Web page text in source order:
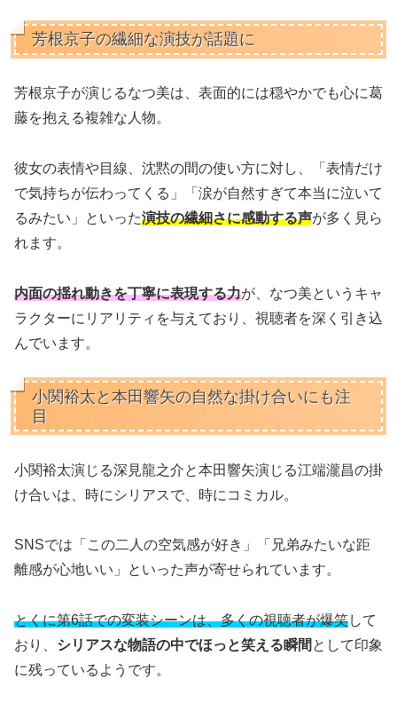
芳根京子の繊細な演技が話題に
芳根京子が演じるなつ美は、表面的には穏やかでも心に葛
藤を抱える複雑な人物。
彼女の表情や目線、沈黙の間の使い方に対し、「表情だけ
で気持ちが伝わってくる」「涙が自然すぎて本当に泣いて
るみたい」といった演技の繊細さに感動する声が多く見ら
れます。
内面の揺れ動きを丁寧に表現する力が、なつ美というキャ
ラクターにリアリティを与えており、視聴者を深く引き込
んでいます。
小関裕太と本田響矢の自然な掛け合いにも注
目
小関裕太演じる深見龍之介と本田響矢演じる江端瀧昌の掛
け合いは、時にシリアスで、時にコミカル。
SNSでは「この二人の空気感が好き」「兄弟みたいな距
離感が心地いい」といった声が寄せられています。
とくに第6話での変装シーンは、多くの視聴者が爆笑して
おり、 シリアスな物語の中でほっと笑える瞬間 として印象
に残っているようです。